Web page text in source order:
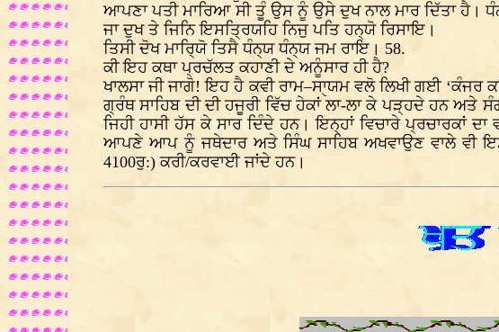
ਆਪਣਾ ਪਤੀ ਮਾਰਿਆ ਸੀ ਤੂੰ ਉਸ ਨੂੰ ਉਸੇ ਦੁਖ ਨਾਲ ਮਾਰ ਦਿੱਤਾ ਹੈ।
ਜਾ ਦੁਖ ਤੇ ਜਿਨਿ ਇਸਤ੍ਰਿਯਹਿ ਨਿਜੁ ਪਤਿ ਹਨ੍ਯੋ ਰਿਸਾਇ।
ਤਿਸੀ ਦੋਖ ਮਾਰਿ੍ਯੋ ਤਿਸੈ ਧੰਨ੍ਯ ਧੰਨ੍ਯ ਜਮ ਰਾਇ। 58.
ਕੀ ਇਹ ਕਥਾ ਪ੍ਰਚੱਲਤ ਕਹਾਣੀ ਦੇ ਅਨੂੰਸਾਰ ਹੀ ਹੈ?
ਖਾਲਸਾ ਜੀ ਜਾਗੋ! ਇਹ ਹੈ ਕਵੀ ਰਾਮ–ਸਾੑਯਮ ਵਲੋ ਲਿਖੀ ਗਈ
ਗ੍ਰੰਥ ਸਾਹਿਬ ਦੀ ਦੀ ਹਜੂਰੀ ਵਿੱਚ ਹੇਕਾਂ ਲਾ-ਲਾ ਕੇ ਪੜ੍ਹਦੇ ਹਨ
ਜਿਹੀ ਹਾਸੀ ਹੱਸ ਕੇ ਸਾਰ ਦਿੰਦੇ ਹਨ। ਇਨ੍ਹਾਂ ਵਿਚਾਰੇ ਪ੍ਰਚਾਰਕਾਂ
ਆਪਣੇ ਆਪ ਨੂੰ ਜਥੇਦਾਰ ਅਤੇ ਸਿੰਘ ਸਾਹਿਬ ਅਖਵਾਉਣ ਵਾਲੇ ਵੀ
4100ਰੁ:) ਕਰੀ/ਕਰਵਾਈ ਜਾਂਦੇ ਹਨ।